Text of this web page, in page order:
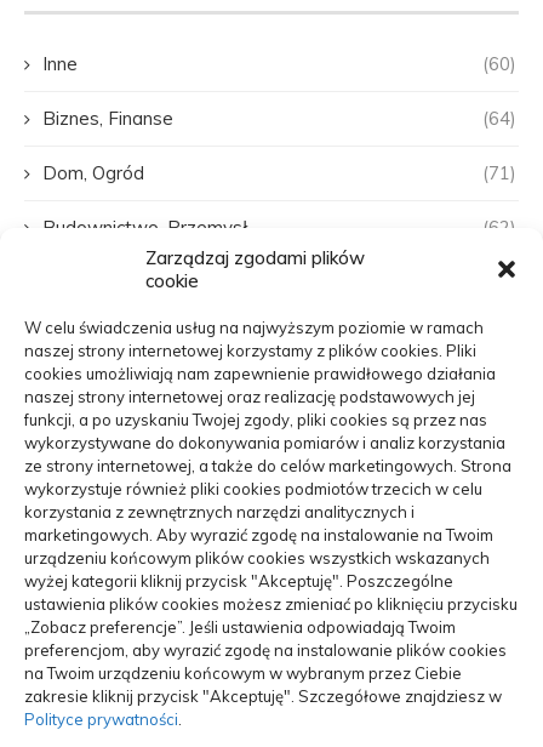
Zarządzaj zgodami plików
cookie
W celu świadczenia usług na najwyższym poziomie w ramach
naszej strony internetowej korzystamy z plików cookies. Pliki
cookies umożliwiają nam zapewnienie prawidłowego działania
naszej strony internetowej oraz realizację podstawowych jej
funkcji, a po uzyskaniu Twojej zgody, pliki cookies są przez nas
wykorzystywane do dokonywania pomiarów i analiz korzystania
ze strony internetowej, a także do celów marketingowych. Strona
wykorzystuje również pliki cookies podmiotów trzecich w celu
korzystania z zewnętrznych narzędzi analitycznych i
marketingowych. Aby wyrazić zgodę na instalowanie na Twoim
urządzeniu końcowym plików cookies wszystkich wskazanych
wyżej kategorii kliknij przycisk "Akceptuję". Poszczególne
ustawienia plików cookies możesz zmieniać po kliknięciu przycisku
„Zobacz preferencje”. Jeśli ustawienia odpowiadają Twoim
preferencjom, aby wyrazić zgodę na instalowanie plików cookies
na Twoim urządzeniu końcowym w wybranym przez Ciebie
zakresie kliknij przycisk "Akceptuję". Szczegółowe znajdziesz w
Polityce prywatności
Inne (60)
Biznes, Finanse (64)
Dom, Ogród (71)
Budownictwo, Przemysł (62)
Edukacja, Rozrywka (31)
Zdrowie, Medycyna (107)
Moda, Uroda
Turystyka, Aktywność (48)
Motoryzacja, Transport
Usługi (70)
Technologie (17)
Mobile Search (3)
ARTYKUŁ SPONSOROWANY